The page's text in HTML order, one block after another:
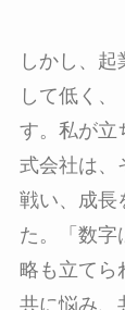
しかし、
して低く
す。私が立
式会社は、
戦い、成長
た。「数字
略も立てら
共に悩み、